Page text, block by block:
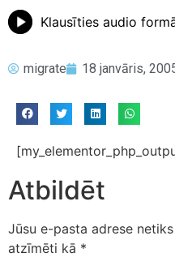
Klausīties audio
migrate 18 janvāris,
Atbildēt
Jūsu e-pasta adrese
atzīmēti kā *